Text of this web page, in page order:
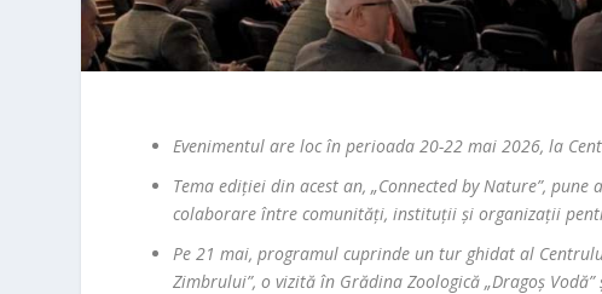
Evenimentul are loc în perioada 20-22 mai 2026, la
Tema ediției din acest an, „Connected by Nature”,
colaborare între comunități, instituții și organizații
Pe 21 mai, programul cuprinde un tur ghidat al
Zimbrului”, o vizită în Grădina Zoologică „Dragoș